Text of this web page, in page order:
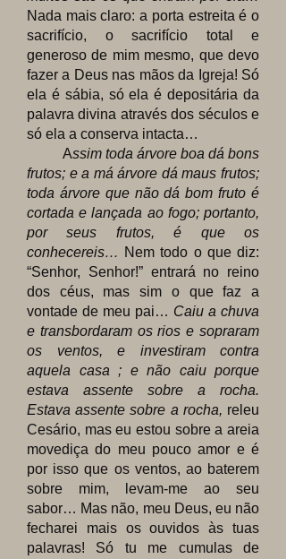
Nada mais claro: a porta estreita é o
sacrifício, o sacrifício total e
generoso de mim mesmo, que devo
fazer a Deus nas mãos da Igreja! Só
ela é sábia, só ela é depositária da
palavra divina através dos séculos e
só ela a conserva intacta…
Assim toda árvore boa dá bons
frutos; e a má árvore dá maus frutos;
toda árvore que não dá bom fruto é
cortada e lançada ao fogo; portanto,
por seus frutos, é que os
conhecereis… Nem todo o que diz:
“Senhor, Senhor!” entrará no reino
dos céus, mas sim o que faz a
vontade de meu pai… Caiu a chuva
e transbordaram os rios e sopraram
os ventos, e investiram contra
aquela casa ; e não caiu porque
estava assente sobre a rocha.
Estava assente sobre a rocha, releu
Cesário, mas eu estou sobre a areia
movediça do meu pouco amor e é
por isso que os ventos, ao baterem
sobre mim, levam-me ao seu
sabor… Mas não, meu Deus, eu não
fecharei mais os ouvidos às tuas
palavras! Só tu me cumulas de